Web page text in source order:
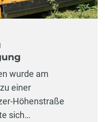
wurde am
einer
Höhenstraße
sich…